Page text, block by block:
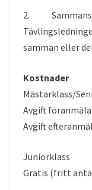
2.
samman eller
Kostnader
Mästarklass/
Avgift
Avgift
Juniorklass
Gratis (fritt